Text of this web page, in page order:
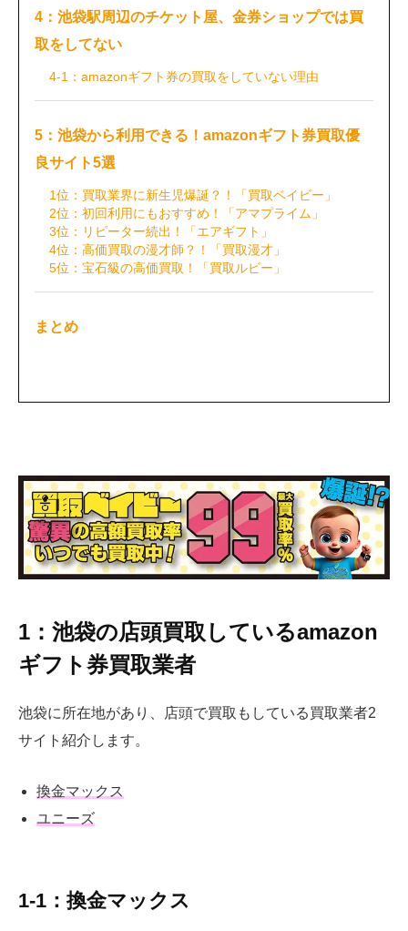
4：池袋駅周辺のチケット屋、金券ショップでは買
取をしてない
4-1：amazonギフト券の買取をしていない理由
5：池袋から利用できる！amazonギフト券買取優
良サイト5選
1位：買取業界に新生児爆誕？！「買取ベイビー」
2位：初回利用にもおすすめ！「アマプライム」
3位：リピーター続出！「エアギフト」
4位：高価買取の漫才師？！「買取漫才」
5位：宝石級の高価買取！「買取ルビー」
まとめ
1：池袋の店頭買取しているamazon
ギフト券買取業者
池袋に所在地があり、店頭で買取もしている買取業者2
サイト紹介します。
換金マックス
ユニーズ
1-1：換金マックス